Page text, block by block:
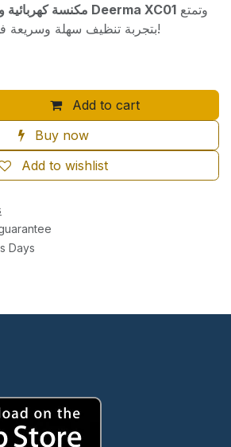
مكنسة كهربائية ومنفاخ للسيارة 2 في 1 Deerma XC01
بتجربة تنظيف سهلة وسريعة في أي وقت وأي مكان!
Add to cart
Buy now
Add to wishlist
Days